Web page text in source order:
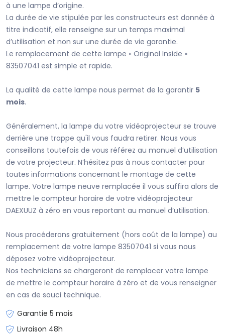
à une lampe d’origine.
La durée de vie stipulée par les constructeurs est donnée à
titre indicatif, elle renseigne sur un temps maximal
d’utilisation et non sur une durée de vie garantie.
Le remplacement de cette lampe « Original Inside »
83507041 est simple et rapide.
La qualité de cette lampe nous permet de la garantir 5
mois.
Généralement, la lampe du votre vidéoprojecteur se trouve
derrière une trappe qu'il vous faudra retirer. Nous vous
conseillons toutefois de vous référez au manuel d’utilisation
de votre projecteur. N’hésitez pas à nous contacter pour
toutes informations concernant le montage de cette
lampe. Votre lampe neuve remplacée il vous suffira alors de
mettre le compteur horaire de votre vidéoprojecteur
DAEXUUZ à zéro en vous reportant au manuel d’utilisation.
Nous procéderons gratuitement (hors coût de la lampe) au
remplacement de votre lampe 83507041 si vous nous
déposez votre vidéoprojecteur.
Nos techniciens se chargeront de remplacer votre lampe
de mettre le compteur horaire à zéro et de vous renseigner
en cas de souci technique.
Garantie 5 mois
Livraison 48h